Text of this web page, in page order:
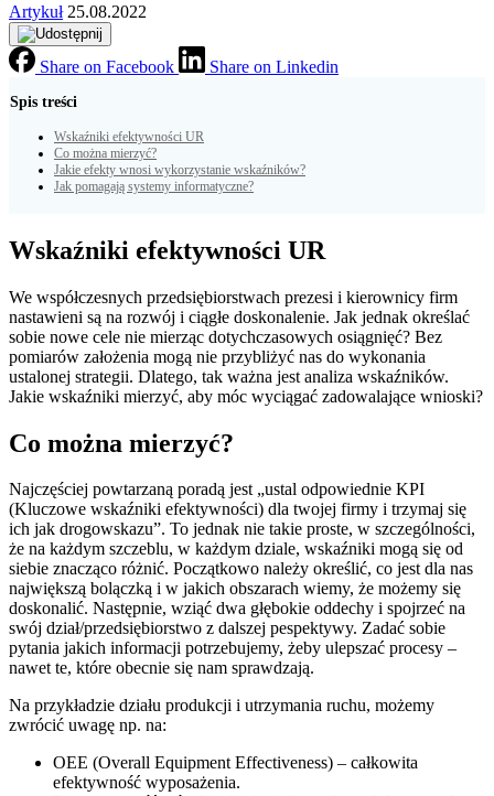
Artykuł 25.08.2022
Share on Facebook Share on Linkedin
Spis treści
Wskaźniki efektywności UR
Co można mierzyć?
Jakie efekty wnosi wykorzystanie wskaźników?
Jak pomagają systemy informatyczne?
Wskaźniki efektywności UR
We współczesnych przedsiębiorstwach prezesi i kierownicy firm
nastawieni są na rozwój i ciągłe doskonalenie. Jak jednak określać
sobie nowe cele nie mierząc dotychczasowych osiągnięć? Bez
pomiarów założenia mogą nie przybliżyć nas do wykonania
ustalonej strategii. Dlatego, tak ważna jest analiza wskaźników.
Jakie wskaźniki mierzyć, aby móc wyciągać zadowalające wnioski?
Co można mierzyć?
Najczęściej powtarzaną poradą jest „ustal odpowiednie KPI
(Kluczowe wskaźniki efektywności) dla twojej firmy i trzymaj się
ich jak drogowskazu”. To jednak nie takie proste, w szczególności,
że na każdym szczeblu, w każdym dziale, wskaźniki mogą się od
siebie znacząco różnić. Początkowo należy określić, co jest dla nas
największą bolączką i w jakich obszarach wiemy, że możemy się
doskonalić. Następnie, wziąć dwa głębokie oddechy i spojrzeć na
swój dział/przedsiębiorstwo z dalszej pespektywy. Zadać sobie
pytania jakich informacji potrzebujemy, żeby ulepszać procesy –
nawet te, które obecnie się nam sprawdzają.
Na przykładzie działu produkcji i utrzymania ruchu, możemy
zwrócić uwagę np. na:
OEE (Overall Equipment Effectiveness) – całkowita
efektywność wyposażenia.